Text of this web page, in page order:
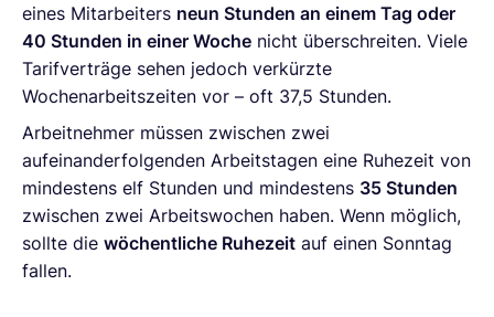
eines Mitarbeiters neun Stunden an einem Tag oder
40 Stunden in einer Woche nicht überschreiten. Viele
Tarifverträge sehen jedoch verkürzte
Wochenarbeitszeiten vor – oft 37,5 Stunden.
Arbeitnehmer müssen zwischen zwei
aufeinanderfolgenden Arbeitstagen eine Ruhezeit von
mindestens elf Stunden und mindestens 35 Stunden
zwischen zwei Arbeitswochen haben. Wenn möglich,
sollte die wöchentliche Ruhezeit auf einen Sonntag
fallen.